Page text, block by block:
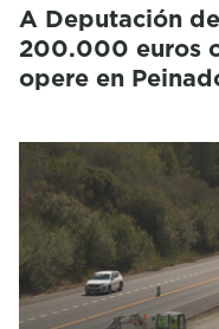
A Deputación
200.000 euros
opere en